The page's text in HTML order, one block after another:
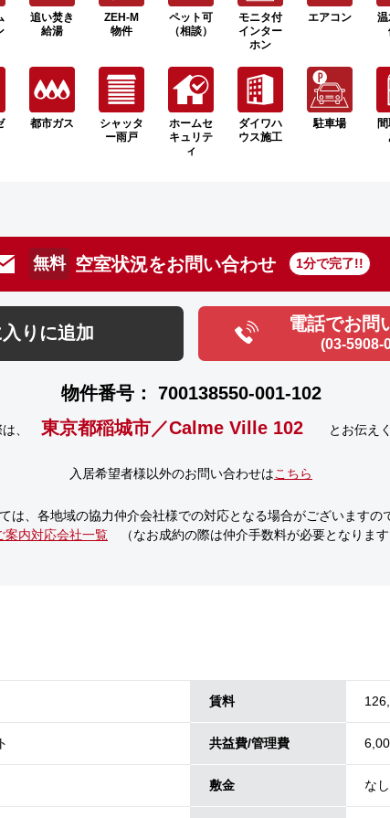
追い焚き
給湯
ZEH-M
物件
ペット可
（相談）
モニタ付
インター
ホン
エアコン
温
都市ガス
シャッタ
ー雨戸
ホームセ
キュリテ
ィ
ダイワハ
ウス施工
駐車場
無料 空室状況をお問い合わせ 1分で完了!!
りに追加 電話でお問
(03-5908-
物件番号： 700138550-001-102
、 東京都稲城市／Calme Ville 102 とお伝え
入居希望者様以外のお問い合わせはこちら
は、 各地域の協力仲介会社様での対応となる場合がございますの
案内対応会社一覧 （なお成約の際は仲介手数料が必要となります
賃料
共益費/管理費
敷金 なし